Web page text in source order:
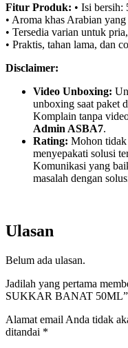
Fitur Produk: • Isi bersih:
• Aroma khas Arabian
• Tersedia varian untuk
• Praktis, tahan lama, dan
Disclaimer:
Video Unboxing:
unboxing saat paket
Komplain tanpa
Admin ASBA7.
Rating: Mohon tidak
menyepakati solusi
Komunikasi yang
masalah dengan
Ulasan
Belum ada ulasan.
Jadilah yang pertama
SUKKAR BANAT 50ML”
Alamat email Anda tidak
ditandai *